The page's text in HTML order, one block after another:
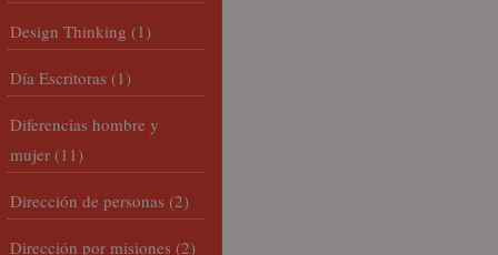
Design Thinking (1)
Día Escritoras (1)
Diferencias hombre y
mujer (11)
Dirección de personas (2)
Dirección por misiones (2)